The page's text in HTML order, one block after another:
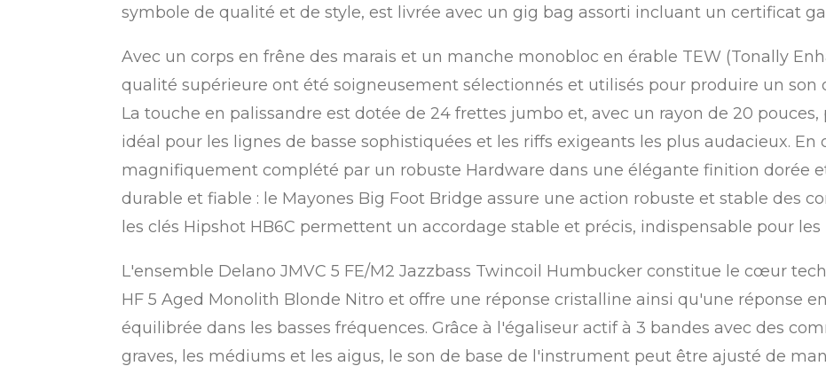
symbole de qualité et de style, est livrée avec un gig bag assorti incluant un certificat
Avec un corps en frêne des marais et un manche monobloc en érable TEW (Tonally
qualité supérieure ont été soigneusement sélectionnés et utilisés pour produire un son
La touche en palissandre est dotée de 24 frettes jumbo et, avec un rayon de 20
idéal pour les lignes de basse sophistiquées et les riffs exigeants les plus audacieux.
magnifiquement complété par un robuste Hardware dans une élégante finition dorée
durable et fiable : le Mayones Big Foot Bridge assure une action robuste et stable des
les clés Hipshot HB6C permettent un accordage stable et précis, indispensable pour
L'ensemble Delano JMVC 5 FE/M2 Jazzbass Twincoil Humbucker constitue le cœur
HF 5 Aged Monolith Blonde Nitro et offre une réponse cristalline ainsi qu'une réponse
équilibrée dans les basses fréquences. Grâce à l'égaliseur actif à 3 bandes avec des
graves, les médiums et les aigus, le son de base de l'instrument peut être ajusté de